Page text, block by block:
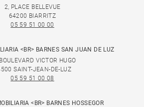
2, PLACE BELLEVUE
64200 BIARRITZ
05 59 51 00 00
<BR> BARNES SAN JUAN DE LUZ
VICTOR HUGO
SAINT-JEAN-DE-LUZ
05 59 51 00 08
<BR> BARNES HOSSEGOR